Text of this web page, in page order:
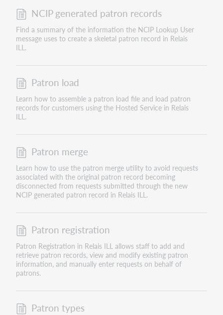
NCIP generated patron records
Find a summary of the information the NCIP Lookup User
message uses to create a skeletal patron record in Relais
ILL.
Patron load
Learn how to assemble a patron load file and load patron
records for customers using the Hosted Service in Relais
ILL.
Patron merge
Learn how to use the patron merge utility to avoid requests
associated with the original patron record becoming
disconnected from requests submitted through the new
NCIP generated patron record in Relais ILL.
Patron registration
Patron Registration in Relais ILL allows staff to add and
retrieve patron records, view and modify existing patron
information, and manually enter requests on behalf of
patrons.
Patron types